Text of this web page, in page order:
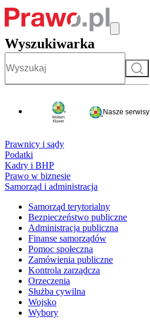
Wyszukiwarka
Szukaj
Nasze serwisy
Prawnicy i sądy
Podatki
Kadry i BHP
Prawo w biznesie
Samorząd i administracja
Samorząd terytorialny
Bezpieczeństwo publiczne
Administracja publiczna
Finanse samorządów
Pomoc społeczna
Zamówienia publiczne
Kontrola zarządcza
Orzeczenia
Służba cywilna
Wojsko
Wybory